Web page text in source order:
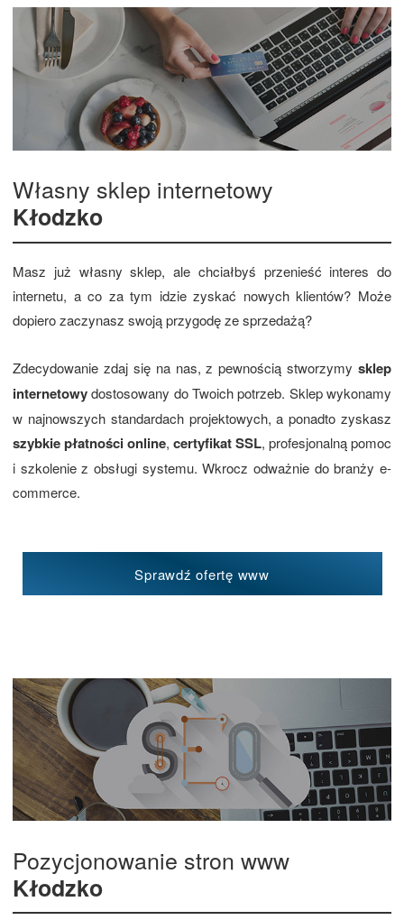
Własny sklep internetowy
Kłodzko
Masz już własny sklep, ale chciałbyś przenieść interes do
internetu, a co za tym idzie zyskać nowych klientów? Może
dopiero zaczynasz swoją przygodę ze sprzedażą?
Zdecydowanie zdaj się na nas, z pewnością stworzymy sklep
internetowydostosowany do Twoich potrzeb. Sklep wykonamy
w najnowszych standardach projektowych, a ponadto zyskasz
szybkie płatności online, certyfikat SSL, profesjonalną pomoc
i szkolenie z obsługi systemu. Wkrocz odważnie do branży e-
commerce.
Sprawdź ofertę www
Pozycjonowanie stron www
Kłodzko